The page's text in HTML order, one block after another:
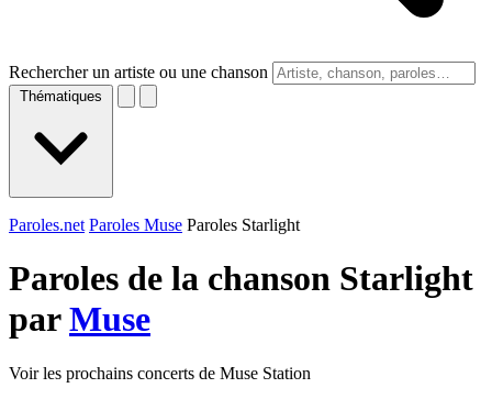
Rechercher un artiste ou une chanson
Thématiques
Paroles.net Paroles Muse Paroles Starlight
Paroles de la chanson Starlight
parMuse
Voir les prochains concerts de Muse Station